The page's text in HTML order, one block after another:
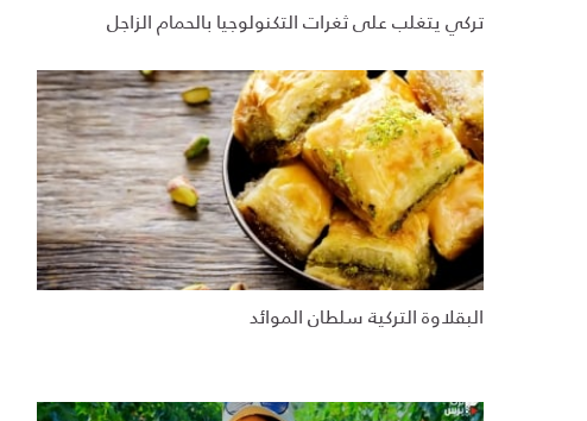
تركي يتغلب على ثغرات التكنولوجيا بالحمام الزاجل
البقلاوة التركية سلطان الموائد